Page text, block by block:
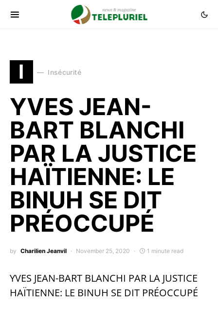
I Insécurité
YVES JEAN-
BART BLANCHI
PAR LA JUSTICE
HAÏTIENNE: LE
BINUH SE DIT
PRÉOCCUPÉ
by Charilien Jeanvil November 25, 2020 1 minute read
YVES JEAN-BART BLANCHI PAR LA JUSTICE
HAÏTIENNE: LE BINUH SE DIT PRÉOCCUPÉ